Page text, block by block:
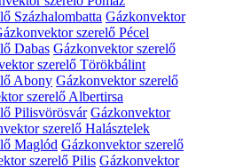
Százhalombatta Gázkonvektor
szerelő Pécel
Dabas Gázkonvektor szerelő
szerelő Törökbálint
Abony Gázkonvektor szerelő
szerelő Albertirsa
Pilisvörösvár Gázkonvektor
szerelő Halásztelek
Maglód Gázkonvektor szerelő
szerelő Pilis Gázkonvektor